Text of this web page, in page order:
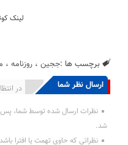
لینک
برچسب ها :ججین ،روزنامه ،
ارسال نظر شما در انتشار یافته : 0
نظرات ارسال شده توسط شما، پس
شد.
نظراتی که حاوی تهمت یا افترا